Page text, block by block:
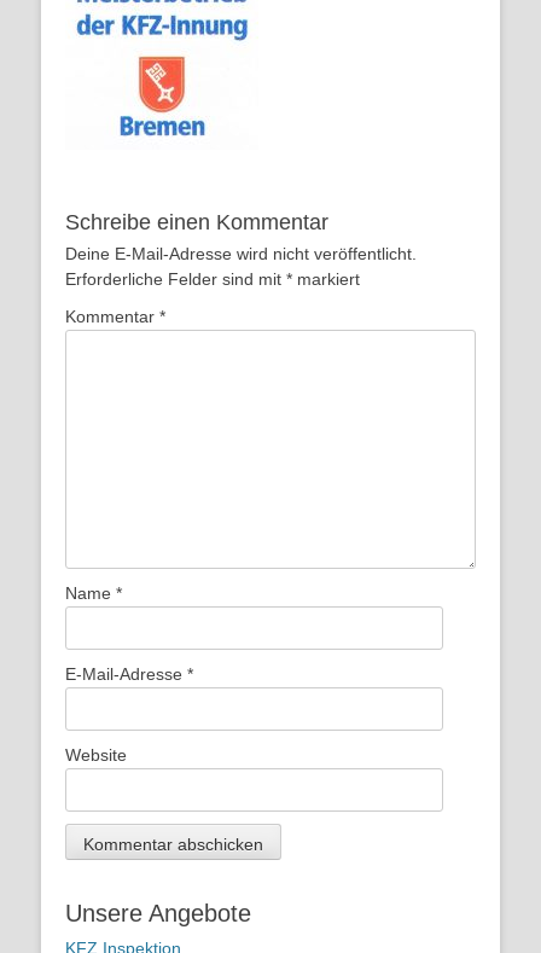
Schreibe einen Kommentar
Deine E-Mail-Adresse wird nicht veröffentlicht.
Erforderliche Felder sind mit * markiert
Kommentar *
Name *
E-Mail-Adresse *
Website
Unsere Angebote
KFZ Inspektion